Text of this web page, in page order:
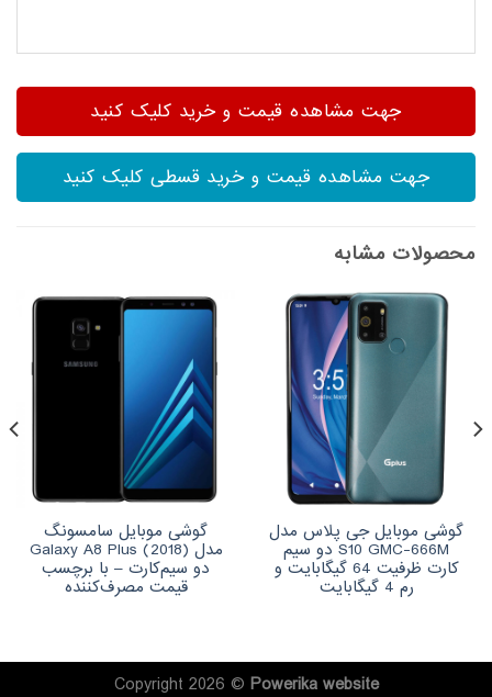
جهت مشاهده قیمت و خرید کلیک کنید
جهت مشاهده قیمت و خرید قسطی کلیک کنید
محصولات مشابه
گوشی موبایل جی پلاس مدل
S10 GMC-666M دو سیم‌
کارت ظرفیت 64 گیگابایت و
رم 4 گیگابایت
گوشی موبایل سامسونگ
مدل (Galaxy A8 Plus (2018
دو سیم‌کارت – با برچسب
قیمت مصرف‌کننده
Copyright 2026 © Powerikawebsite